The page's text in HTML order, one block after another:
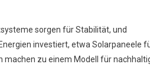
sorgen für Stabilität, und
investiert, etwa Solarpaneele
machen zu einem Modell für